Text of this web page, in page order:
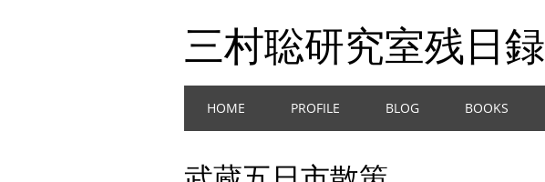
三村聡研究室残日録
Main menu
HOME PROFILE BLOG BOOKS